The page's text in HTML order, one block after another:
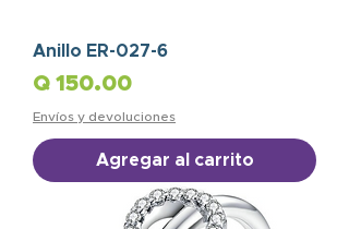
Anillo ER-027-6
Precio
Q 150.00
Envíos y devoluciones
Agregar al carrito